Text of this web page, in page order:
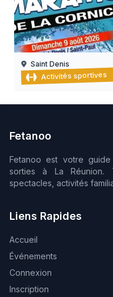
Marathon de la
09/08/2026
Saint Denis
Activités sportives
Fetanoo
Fetanoo est votre
sorties à La Réunion.
spectacles, activités
Liens Rapides
Accueil
Événements
Connexion
Inscription